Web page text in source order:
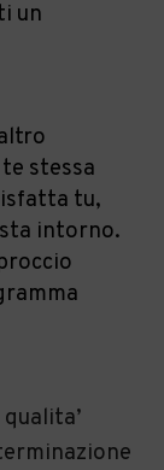
un
stessa
tu,
intorno.